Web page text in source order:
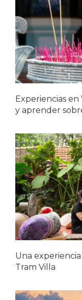
Experiencias
y aprender
Una
Tram Villa